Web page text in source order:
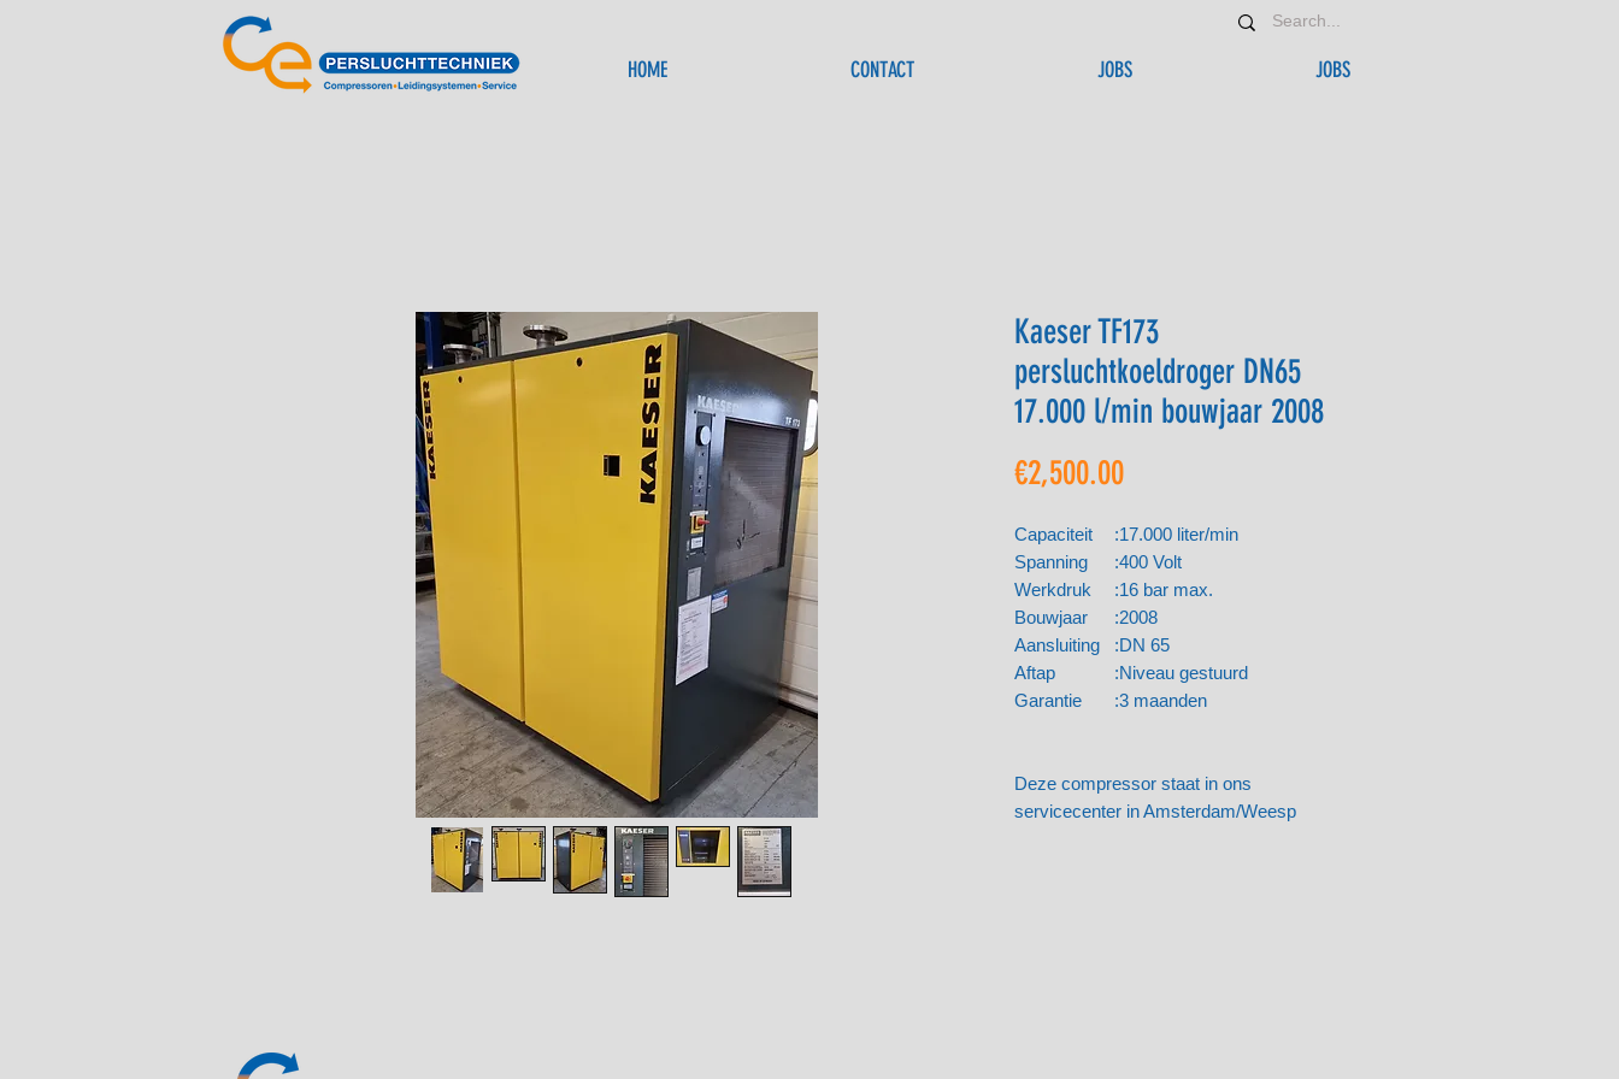
HOME CONTACT JOBS JOBS
Kaeser TF173
persluchtkoeldroger DN65
17.000 l/min bouwjaar 2008
€2,500.00Price
Capaciteit :17.000 liter/min
Spanning
:400 Volt
Werkdruk
:16 bar max.
Bouwjaar
:2008
Aansluiting :DN 65
Aftap
:Niveau gestuurd
Garantie
:3 maanden
Deze compressor staat in ons
servicecenter in Amsterdam/Weesp